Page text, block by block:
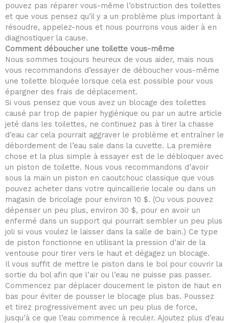
pouvez pas réparer vous-même l’obstruction des toilettes
et que vous pensez qu’il y a un problème plus important à
résoudre, appelez-nous et nous pourrons vous aider à en
diagnostiquer la cause.
Comment déboucher une toilette vous-même
Nous sommes toujours heureux de vous aider, mais nous
vous recommandons d’essayer de déboucher vous-même
une toilette bloquée lorsque cela est possible pour vous
épargner des frais de déplacement.
Si vous pensez que vous avez un blocage des toilettes
causé par trop de papier hygiénique ou par un autre article
jeté dans les toilettes, ne continuez pas à tirer la chasse
d’eau car cela pourrait aggraver le problème et entraîner le
débordement de l’eau sale dans la cuvette. La première
chose et la plus simple à essayer est de le débloquer avec
un piston de toilette. Nous vous recommandons d’avoir
sous la main un piston en caoutchouc classique que vous
pouvez acheter dans votre quincaillerie locale ou dans un
magasin de bricolage pour environ 10 $. (Ou vous pouvez
dépenser un peu plus, environ 30 $, pour en avoir un
enfermé dans un support qui pourrait sembler un peu plus
joli si vous voulez le laisser dans la salle de bain.) Ce type
de piston fonctionne en utilisant la pression d’air de la
ventouse pour tirer vers le haut et dégagez un blocage.
Il vous suffit de mettre le piston dans le bol pour couvrir la
sortie du bol afin que l’air ou l’eau ne puisse pas passer.
Commencez par déplacer doucement le piston de haut en
bas pour éviter de pousser le blocage plus bas. Poussez
et tirez progressivement avec un peu plus de force,
jusqu’à ce que l’eau commence à reculer. Ajoutez plus d’eau